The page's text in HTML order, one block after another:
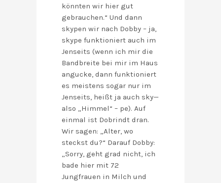
könnten wir hier gut
gebrauchen.“ Und dann
skypen wir nach Dobby – ja,
skype funktioniert auch im
Jenseits (wenn ich mir die
Bandbreite bei mir im Haus
angucke, dann funktioniert
es meistens sogar nur im
Jenseits, heißt ja auch sky—
also „Himmel“ – pe). Auf
einmal ist Dobrindt dran.
Wir sagen: „Alter, wo
steckst du?“ Darauf Dobby:
„Sorry, geht grad nicht, ich
bade hier mit 72
Jungfrauen in Milch und